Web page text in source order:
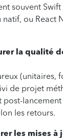
souvent
ou React
la qualité
(unitaires,
de projet
post-
les retours.
les mises à